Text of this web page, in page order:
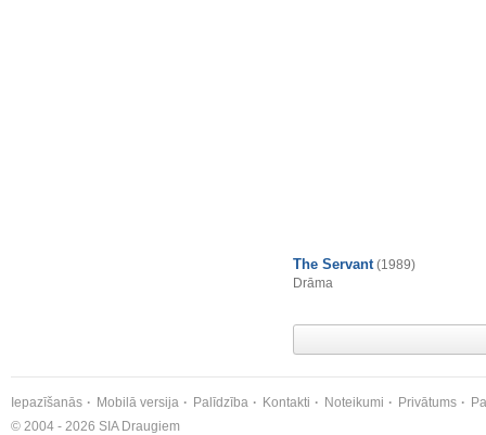
The Servant (1989)
Drāma
Iepazīšanās Mobilā versija Palīdzība Kontakti Noteikumi Privātums
© 2004 - 2026 SIA Draugiem